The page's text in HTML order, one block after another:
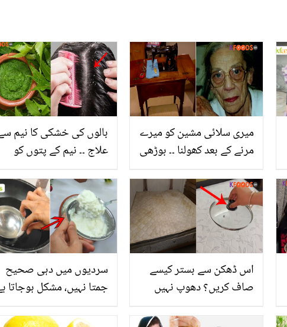
بالوں کی خشکی کا نیم
علاج ۔۔ نیم کے پتوں کو
طریقے، جس سے خشکی
خاتمہ کیا جا سکتا ہے؟
میری سلائی مشین کو میرے
مرنے کے بعد کھولنا ۔۔ بوڑھی
کیا خفیہ چیز رکھی تھی
جس نے گھر والوں کی
زندگی بدل دی؟
سردیوں میں دہی صحیح
جمتا نہیں، مشکل ہوجاتا
اس ڈھکن سے بستر کیسے
صاف کریں؟ دھوپ نہیں